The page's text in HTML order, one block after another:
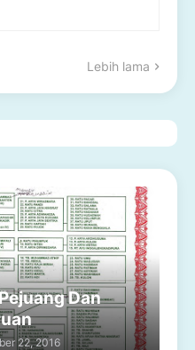
Lebih lama
Dan
22, 2016